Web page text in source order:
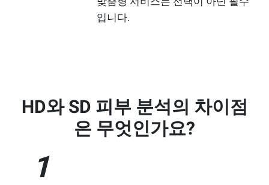
입니다.
HD와 SD 피부 분석의 차이점
은 무엇인가요?
1